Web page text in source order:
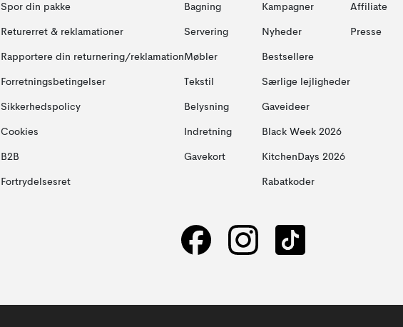
Spor din pakke
Returerret & reklamationer
Rapportere din returnering/reklamation
Forretningsbetingelser
Sikkerhedspolicy
Cookies
B2B
Fortrydelsesret
Bagning
Servering
Møbler
Tekstil
Belysning
Indretning
Gavekort
Kampagner
Nyheder
Bestsellere
Særlige lejligheder
Gaveideer
Black Week 2026
KitchenDays 2026
Rabatkoder
Affiliate
Presse